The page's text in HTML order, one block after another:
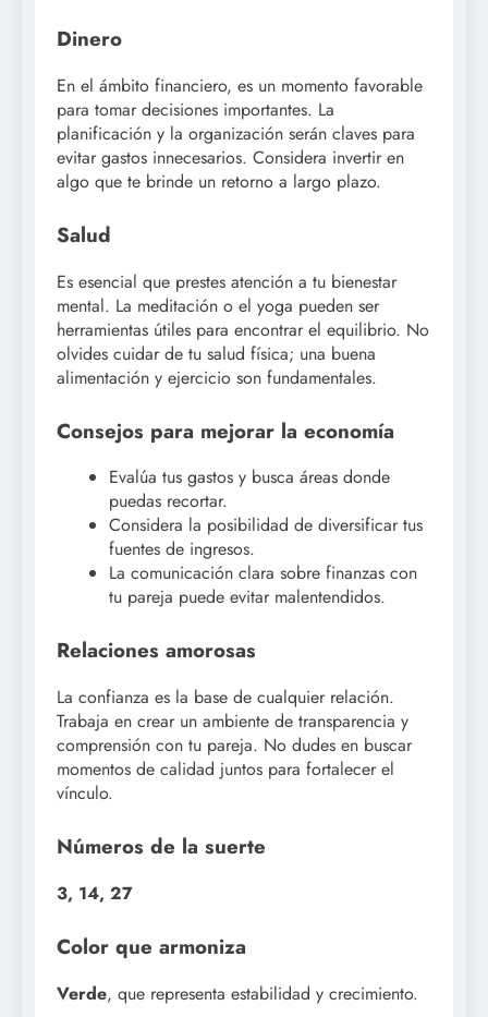
Dinero
En el ámbito financiero, es un momento favorable
para tomar decisiones importantes. La
planificación y la organización serán claves para
evitar gastos innecesarios. Considera invertir en
algo que te brinde un retorno a largo plazo.
Salud
Es esencial que prestes atención a tu bienestar
mental. La meditación o el yoga pueden ser
herramientas útiles para encontrar el equilibrio. No
olvides cuidar de tu salud física; una buena
alimentación y ejercicio son fundamentales.
Consejos para mejorar la economía
Evalúa tus gastos y busca áreas donde
puedas recortar.
Considera la posibilidad de diversificar tus
fuentes de ingresos.
La comunicación clara sobre finanzas con
tu pareja puede evitar malentendidos.
Relaciones amorosas
La confianza es la base de cualquier relación.
Trabaja en crear un ambiente de transparencia y
comprensión con tu pareja. No dudes en buscar
momentos de calidad juntos para fortalecer el
vínculo.
Números de la suerte
3, 14, 27
Color que armoniza
Verde, que representa estabilidad y crecimiento.